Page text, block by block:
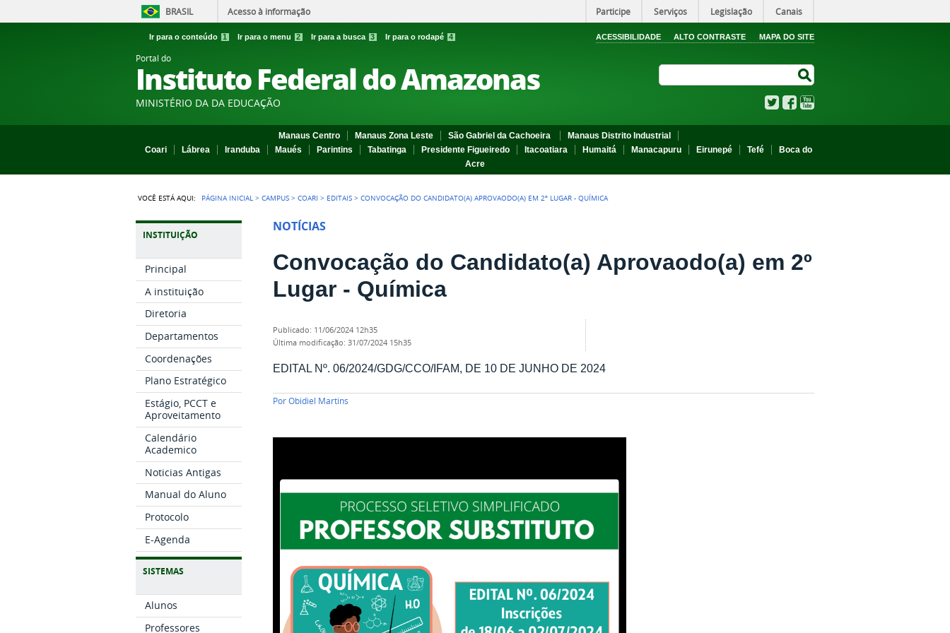
BRASIL Acesso à informação Participe Serviços Legislação Canais
Ir para o conteúdo 1 Ir para o menu 2 Ir para a busca 3 Ir para o rodapé 4 ACESSIBILIDADE ALTO CONTRASTE MAPA DO SITE
Portal do
Instituto Federal do Amazonas
MINISTÉRIO DA DA EDUCAÇÃO TwitterFacebook
Manaus Centro Manaus Zona Leste São Gabriel da Cachoeira
Manaus Distrito Industrial
Coari
Lábrea Iranduba Maués Parintins Tabatinga Presidente Figueiredo Itacoatiara Humaitá Manacapuru Eirunepé Tefé
Boca do
Acre
VOCÊ ESTÁ AQUI: PÁGINA INICIAL >CAMPUS >COARI > EDITAIS >CONVOCAÇÃO DO CANDIDATO(A) APROVAODO(A) EM 2º LUGAR - QUÍMICA
INSTITUIÇÃO
Principal
A instituição
Diretoria
Departamentos
Coordenações
Plano Estratégico
Estágio, PCCT e
Aproveitamento
Calendário
Academico
Noticias Antigas
Manual do Aluno
Protocolo
E-Agenda
SISTEMAS
Alunos
Professores
NOTÍCIAS
Convocação do Candidato(a) Aprovaodo(a) em 2º
Lugar - Química
publicado: 11/06/2024 12h35
última modificação:31/07/2024 15h35
EDITAL Nº. 06/2024/GDG/CCO/IFAM, DE 10 DE JUNHO DE 2024
PorObidiel Martins